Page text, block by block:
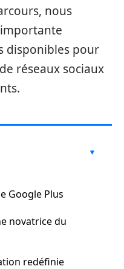
nous
disponibles pour
réseaux sociaux
Google Plus
novatrice du
redéfinie